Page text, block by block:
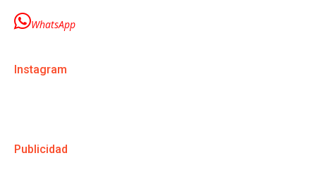
WhatsApp
Instagram
Publicidad